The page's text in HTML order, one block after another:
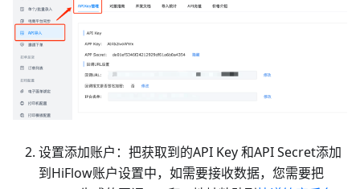
设置添加账户：把获取到的API Key 和API Secret添加
到HiFlow账户设置中，如需要接收数据，您需要把